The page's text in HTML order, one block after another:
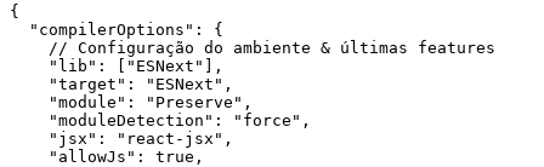
{
  "compilerOptions"
: {
    // Configuração do ambiente & últimas features
    "lib"
: [ "ESNext" ],
    "target"
: "ESNext" ,
    "module"
: "Preserve" ,
    "moduleDetection"
: "force" ,
    "jsx"
: "react-jsx" ,
    "allowJs"
: true ,